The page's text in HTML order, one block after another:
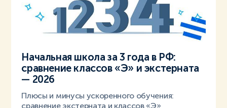
Начальная школа за 3 года в РФ:
сравнение классов «Э» и экстерната
— 2026
Плюсы и минусы ускоренного обучения:
сравнение экстерната и классов «Э»